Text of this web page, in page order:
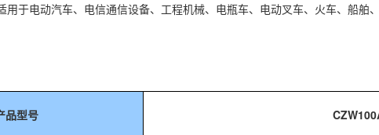
用于电动汽车、电信通信设备、工程机械、电瓶车、电动叉车、火车、船舶
品型号